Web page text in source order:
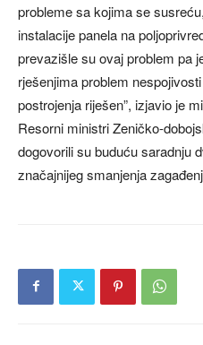
probleme sa kojima se
instalacije panela na
prevazišle su ovaj problem pa
rješenjima problem
postrojenja riješen”, izjavio je
Resorni ministri Zeničko-
dogovorili su buduću saradnju
značajnijeg smanjenja